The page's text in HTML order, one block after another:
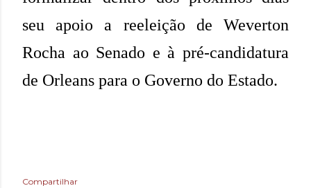
seu apoio a reeleição de Weverton
Rocha ao Senado e à pré-candidatura
de Orleans para o Governo do Estado.
Compartilhar